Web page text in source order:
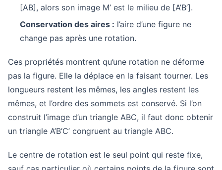
[AB], alors son image M’ est le milieu de [A’B’].
Conservation des aires : l’aire d’une figure ne
change pas après une rotation.
Ces propriétés montrent qu’une rotation ne déforme
pas la figure. Elle la déplace en la faisant tourner. Les
longueurs restent les mêmes, les angles restent les
mêmes, et l’ordre des sommets est conservé. Si l’on
construit l’image d’un triangle ABC, il faut donc obtenir
un triangle A’B’C’ congruent au triangle ABC.
Le centre de rotation est le seul point qui reste fixe,